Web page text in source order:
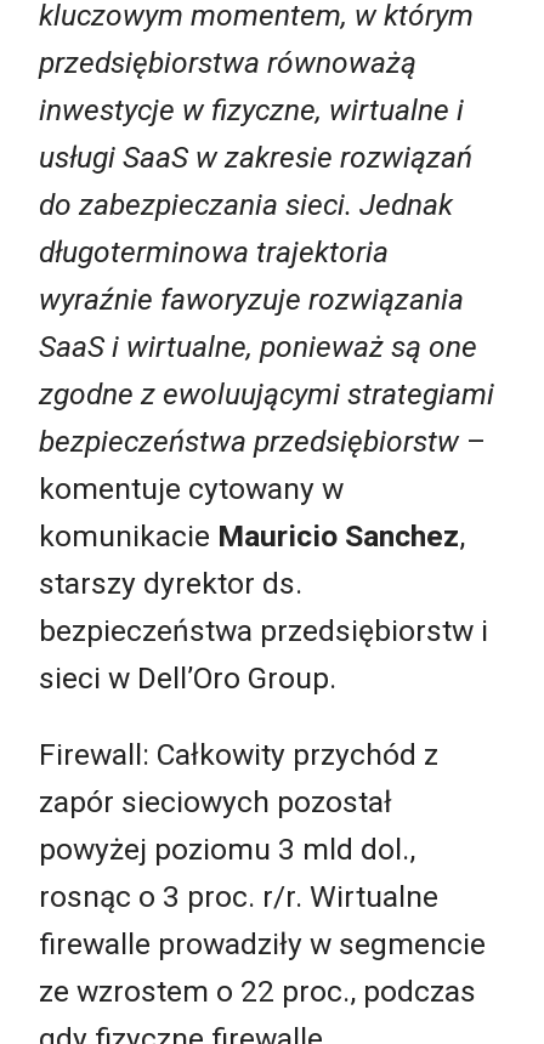
kluczowym momentem, w którym
przedsiębiorstwa równoważą
inwestycje w fizyczne, wirtualne i
usługi SaaS w zakresie rozwiązań
do zabezpieczania sieci. Jednak
długoterminowa trajektoria
wyraźnie faworyzuje rozwiązania
SaaS i wirtualne, ponieważ są one
zgodne z ewoluującymi strategiami
bezpieczeństwa przedsiębiorstw–
komentuje cytowany w
komunikacie Mauricio Sanchez,
starszy dyrektor ds.
bezpieczeństwa przedsiębiorstw i
sieci w Dell’Oro Group.
Firewall: Całkowity przychód z
zapór sieciowych pozostał
powyżej poziomu 3 mld dol.,
rosnąc o 3 proc. r/r. Wirtualne
firewalle prowadziły w segmencie
ze wzrostem o 22 proc., podczas